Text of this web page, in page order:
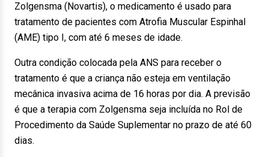
Zolgensma (Novartis), o medicamento é usado para
tratamento de pacientes com Atrofia Muscular Espinhal
(AME) tipo I, com até 6 meses de idade.
Outra condição colocada pela ANS para receber o
tratamento é que a criança não esteja em ventilação
mecânica invasiva acima de 16 horas por dia. A previsão
é que a terapia com Zolgensma seja incluída no Rol de
Procedimento da Saúde Suplementar no prazo de até 60
dias.